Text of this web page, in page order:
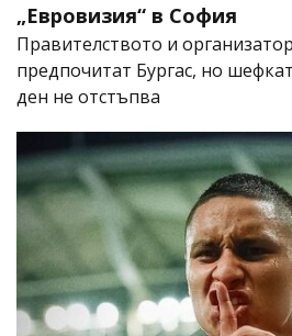
„Евровизия“ в София
Правителството и
предпочитат Бургас, но
ден не отстъпва